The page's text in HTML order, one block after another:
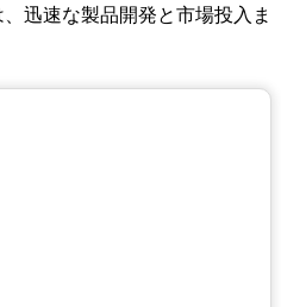
迅速な製品開発と市場投入ま